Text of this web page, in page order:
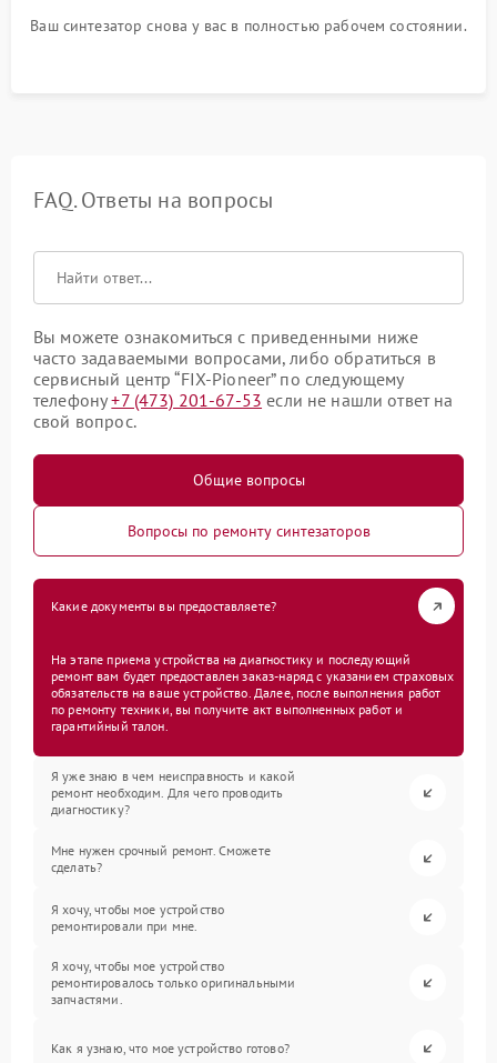
Ваш синтезатор снова у вас в полностью рабочем состоянии.
FAQ. Ответы на вопросы
Вы можете ознакомиться с приведенными ниже
часто задаваемыми вопросами, либо обратиться в
сервисный центр “FIX-Pioneer” по следующему
телефону+7 (473) 201-67-53 если не нашли ответ на
свой вопрос.
Общие вопросы
Вопросы по ремонту синтезаторов
Какие документы вы предоставляете?
На этапе приема устройства на диагностику и последующий
ремонт вам будет предоставлен заказ-наряд с указанием страховых
обязательств на ваше устройство. Далее, после выполнения работ
по ремонту техники, вы получите акт выполненных работ и
гарантийный талон.
Я уже знаю в чем неисправность и какой
ремонт необходим. Для чего проводить
диагностику?
Мне нужен срочный ремонт. Сможете
сделать?
Я хочу, чтобы мое устройство
ремонтировали при мне.
Я хочу, чтобы мое устройство
ремонтировалось только оригинальными
запчастями.
Как я узнаю, что мое устройство готово?